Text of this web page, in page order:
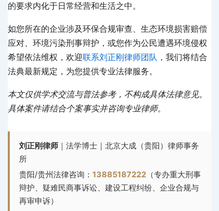
的要求内化于日常经营和生活之中。
如您所在的企业涉及环保合规审查、生态环境损害赔偿
应对、环境污染刑事辩护，或您作为公民遭遇环境侵权
希望依法维权，欢迎联系刘正刚律师团队 ，我们将结合
法典最新规定，为您提供专业法律服务。
本文仅供学术交流与普法参考，不构成具体法律意见。
具体案件请结合个案事实并咨询专业律师。
刘正刚律师 ｜法学博士｜北京大成（贵阳）律师事务
所
贵阳/贵州法律咨询：13885187222 （专办重大刑事
辩护、疑难民商事诉讼、建设工程纠纷、企业合规与
再审申诉）